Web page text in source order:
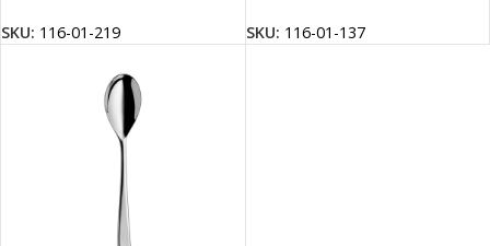
SKU: 116-01-219 SKU: 116-01-137